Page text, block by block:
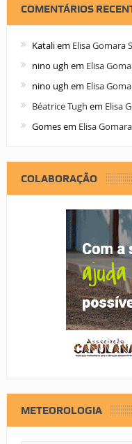
COMENTÁRIOS
Kataliem Elisa Gomara
nino ugh em Elisa
nino ugh em Elisa
Béatrice Tugh em Elisa
Gomesem Elisa
COLABORAÇÃO
METEOROLOGIA